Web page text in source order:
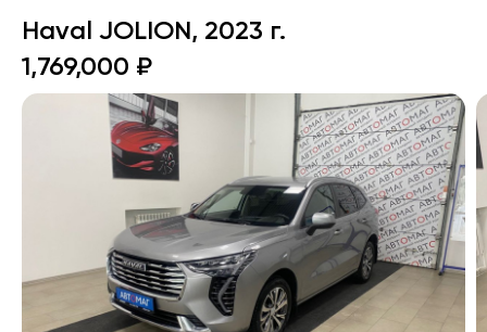
Haval JOLION, 2023 г.
1,769,000 ₽